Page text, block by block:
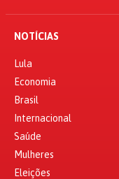
NOTÍCIAS
Lula
Economia
Brasil
Internacional
Saúde
Mulheres
Eleições